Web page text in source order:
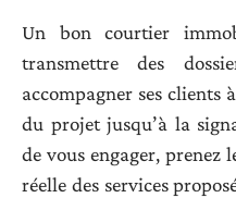
Un bon courtier
transmettre des
accompagner ses clients
du projet jusqu’à la
de vous engager, prenez
réelle des services